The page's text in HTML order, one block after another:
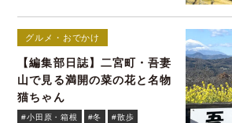
グルメ・おでかけ
【編集部日誌】二宮町・吾妻
山で見る満開の菜の花と名物
猫ちゃん
#小田原・箱根 #冬 #散歩